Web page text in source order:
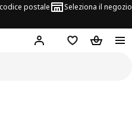
postale Seleziona il negozio
Hej! AccediLista deiCarrello